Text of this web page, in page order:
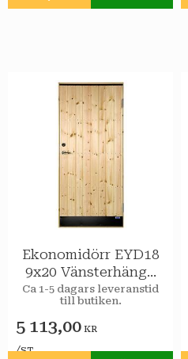
Ekonomidörr EYD18
9x20 Vänsterhängd
STAR Varmförråd
Ca 1-5 dagars leveranstid
till butiken.
5 113,00 KR
/ST